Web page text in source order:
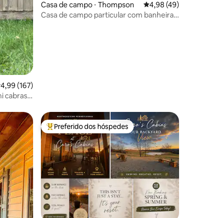
de uma avaliação média de 5, 167 avaliações
4,99 (167)
cabras e
Casa de campo ⋅ Thompson 4,98 de uma
4,98 (49)
Casa de campo particular com banheira
hóspedes Entre os melhores preferidos dos hóspedes
Preferido dos hóspedes